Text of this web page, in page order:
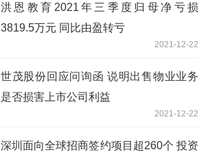
洪恩教育2021年三季度归母净亏损
3819.5万元 同比由盈转亏
2021-12-22
世茂股份回应问询函 说明出售物业业务
是否损害上市公司利益
2021-12-22
深圳面向全球招商签约项目超260个 投资